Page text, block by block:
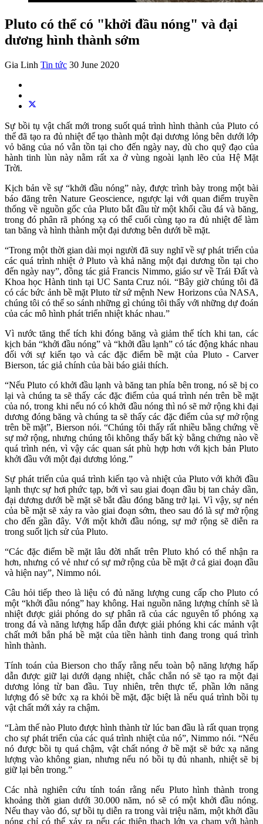
Pluto có thể có "khởi đầu nóng" và đại
dương hình thành sớm
Gia Linh Tin tức 30 June 2020
Sự bồi tụ vật chất mới trong suốt quá trình hình thành của Pluto có
thể đã tạo ra đủ nhiệt để tạo thành một đại dương lỏng bên dưới lớp
vỏ băng của nó vẫn tồn tại cho đến ngày nay, dù cho quỹ đạo của
hành tinh lùn này nằm rất xa ở vùng ngoài lạnh lẽo của Hệ Mặt
Trời.
Kịch bản về sự “khởi đầu nóng” này, được trình bày trong một bài
báo đăng trên Nature Geoscience, ngược lại với quan điểm truyền
thống về nguồn gốc của Pluto bắt đầu từ một khối cầu đá và băng,
trong đó phân rã phóng xạ có thể cuối cùng tạo ra đủ nhiệt để làm
tan băng và hình thành một đại dương bên dưới bề mặt.
“Trong một thời gian dài mọi người đã suy nghĩ về sự phát triển của
các quá trình nhiệt ở Pluto và khả năng một đại dương tồn tại cho
đến ngày nay”, đồng tác giả Francis Nimmo, giáo sư về Trái Đất và
Khoa học Hành tinh tại UC Santa Cruz nói. “Bây giờ chúng tôi đã
có các bức ảnh bề mặt Pluto từ sứ mệnh New Horizons của NASA,
chúng tôi có thể so sánh những gì chúng tôi thấy với những dự đoán
của các mô hình phát triển nhiệt khác nhau.”
Vì nước tăng thể tích khi đóng băng và giảm thể tích khi tan, các
kịch bản “khởi đầu nóng” và “khởi đầu lạnh” có tác động khác nhau
đối với sự kiến tạo và các đặc điểm bề mặt của Pluto - Carver
Bierson, tác giả chính của bài báo giải thích.
“Nếu Pluto có khởi đầu lạnh và băng tan phía bên trong, nó sẽ bị co
lại và chúng ta sẽ thấy các đặc điểm của quá trình nén trên bề mặt
của nó, trong khi nếu nó có khởi đầu nóng thì nó sẽ mở rộng khi đại
dương đóng băng và chúng ta sẽ thấy các đặc điểm của sự mở rộng
trên bề mặt”, Bierson nói. “Chúng tôi thấy rất nhiều bằng chứng về
sự mở rộng, nhưng chúng tôi không thấy bất kỳ bằng chứng nào về
quá trình nén, vì vậy các quan sát phù hợp hơn với kịch bản Pluto
khởi đầu với một đại dương lỏng.”
Sự phát triển của quá trình kiến tạo và nhiệt của Pluto với khởi đầu
lạnh thực sự hơi phức tạp, bởi vì sau giai đoạn đầu bị tan chảy dần,
đại dương dưới bề mặt sẽ bắt đầu đóng băng trở lại. Vì vậy, sự nén
của bề mặt sẽ xảy ra vào giai đoạn sớm, theo sau đó là sự mở rộng
cho đến gần đây. Với một khởi đầu nóng, sự mở rộng sẽ diễn ra
trong suốt lịch sử của Pluto.
“Các đặc điểm bề mặt lâu đời nhất trên Pluto khó có thể nhận ra
hơn, nhưng có vẻ như có sự mở rộng của bề mặt ở cả giai đoạn đầu
và hiện nay”, Nimmo nói.
Câu hỏi tiếp theo là liệu có đủ năng lượng cung cấp cho Pluto có
một “khởi đầu nóng” hay không. Hai nguồn năng lượng chính sẽ là
nhiệt được giải phóng do sự phân rã của các nguyên tố phóng xạ
trong đá và năng lượng hấp dẫn được giải phóng khi các mảnh vật
chất mới bắn phá bề mặt của tiền hành tinh đang trong quá trình
hình thành.
Tính toán của Bierson cho thấy rằng nếu toàn bộ năng lượng hấp
dẫn được giữ lại dưới dạng nhiệt, chắc chắn nó sẽ tạo ra một đại
dương lỏng từ ban đầu. Tuy nhiên, trên thực tế, phần lớn năng
lượng đó sẽ bức xạ ra khỏi bề mặt, đặc biệt là nếu quá trình bồi tụ
vật chất mới xảy ra chậm.
“Làm thế nào Pluto được hình thành từ lúc ban đầu là rất quan trọng
cho sự phát triển của các quá trình nhiệt của nó”, Nimmo nói. “Nếu
nó được bồi tụ quá chậm, vật chất nóng ở bề mặt sẽ bức xạ năng
lượng vào không gian, nhưng nếu nó bồi tụ đủ nhanh, nhiệt sẽ bị
giữ lại bên trong.”
Các nhà nghiên cứu tính toán rằng nếu Pluto hình thành trong
khoảng thời gian dưới 30.000 năm, nó sẽ có một khởi đầu nóng.
Nếu thay vào đó, sự bồi tụ diễn ra trong vài triệu năm, một khởi đầu
nóng chỉ có thể xảy ra nếu các thiên thạch lớn va chạm với hành